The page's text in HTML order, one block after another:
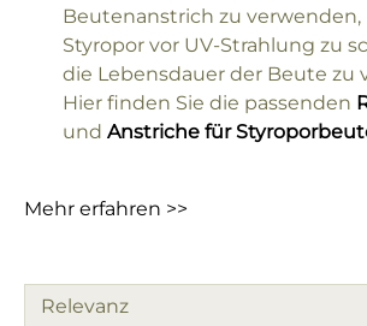
Beutenanstrich zu verwenden,
Styropor vor UV-Strahlung zu
die Lebensdauer der Beute zu
Hier finden Sie die passenden
und Anstriche für
Mehr erfahren >>